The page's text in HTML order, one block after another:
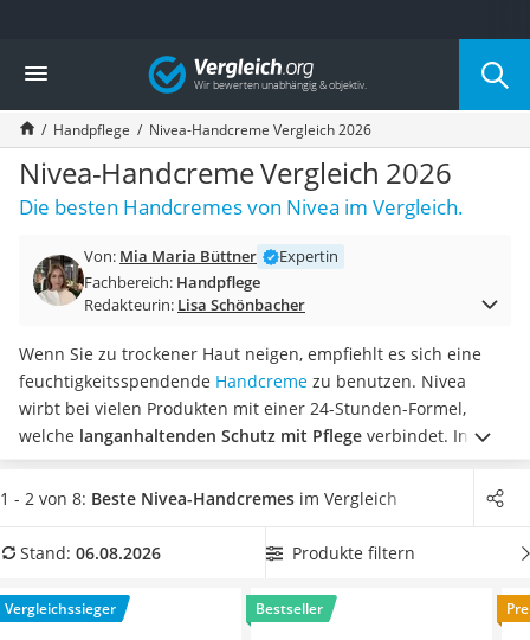
Die beliebtesten Vergleiche nach Kategorie
Drogerie
Inhalator
Haarschneider
Rollator
Braun Rasierer
Katzenklappe (Chip)
Masturbator
Massagepistole
Reisehaartrockner
Eiweißpulver
Magnesiumpräparat
Katzenklappe
Nackenmassagegerät
Zeckenschutz Katze
Philips-Sonicare-Zahnbürste
Mineralfutter Pferd
Massagegerät
Vergleich
Handpflege Nivea-Handcreme Vergleich 2026
Nivea-Handcreme Vergleich 2026
Die besten Handcremes von Nivea im Vergleich.
Von: Mia Maria Büttner
Expertin
Fachbereich: Handpflege
Redakteurin: Lisa Schönbacher
Wenn Sie zu trockener Haut neigen, empfiehlt es sich eine
feuchtigkeitsspendende Handcreme zu benutzen. Nivea
wirbt bei vielen Produkten mit einer 24-Stunden-Formel,
welche langanhaltenden Schutz mit Pflege verbindet. In
unserer Vergleichstabelle finden Siedermatologisch
getestete Nivea-Handcremes, die auf Hautverträglichkeit
sind diese auch häufig für empfindliche Haut geeignet.
ModellNivea Luminous Handcreme* mit seinen
Eigenschaften.
1 - 2 von 8: Beste Nivea-Handcremes im Vergleich
Stand: 06.08.2026 Produkte filtern
Vergleichssieger Bestseller